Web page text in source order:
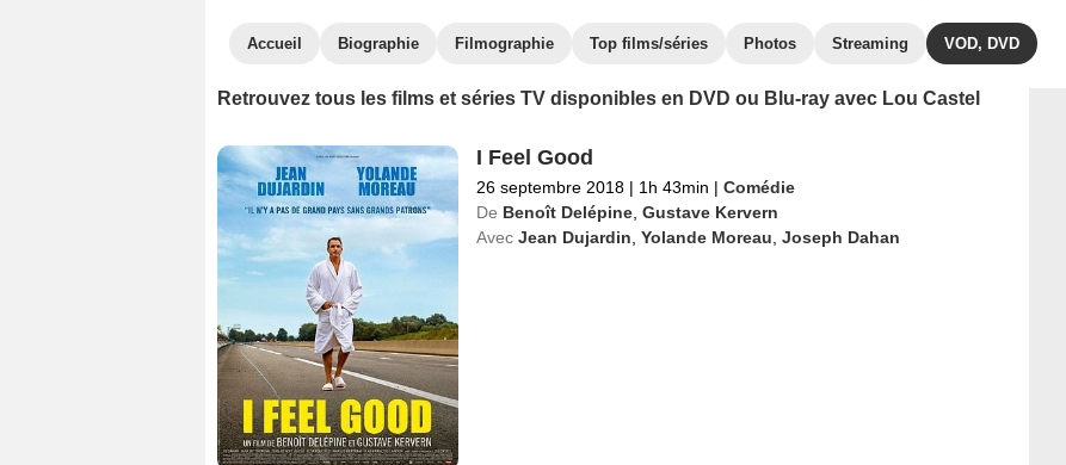
Accueil Biographie Filmographie Top films/séries Photos Streaming VOD, DVD
Retrouvez tous les films et séries TV disponibles en DVD ou Blu-ray avec Lou Castel
I Feel Good
26 septembre 2018 | 1h 43min | Comédie
De Benoît Delépine, Gustave Kervern
Avec Jean Dujardin Yolande Moreau Joseph Dahan